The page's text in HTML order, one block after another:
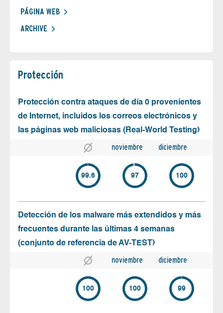
PÁGINA WEB
ARCHIVE
Protección
Protección contra ataques de día 0 provenientes
de Internet, incluidos los correos electrónicos y
las páginas web maliciosas (Real-World Testing)
noviembre diciembre
99.6 97 100
Detección de los malware más extendidos y más
frecuentes durante las últimas 4 semanas
(conjunto de referencia de AV-TEST)
noviembre diciembre
100 100 99